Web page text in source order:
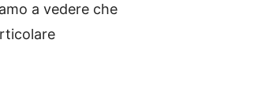
a vedere che